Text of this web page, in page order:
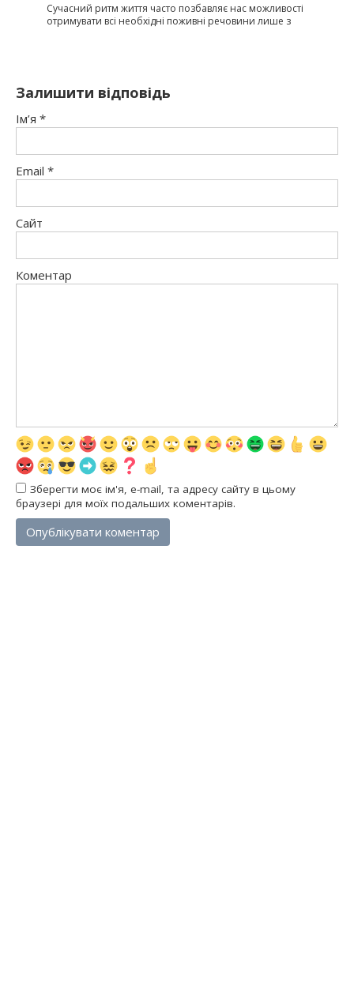
Сучасний ритм життя часто позбавляє нас можливості
отримувати всі необхідні поживні речовини лише з
Залишити відповідь
Ім’я *
Email *
Сайт
Коментар
Зберегти моє ім'я, e-mail, та адресу сайту в цьому
браузері для моїх подальших коментарів.